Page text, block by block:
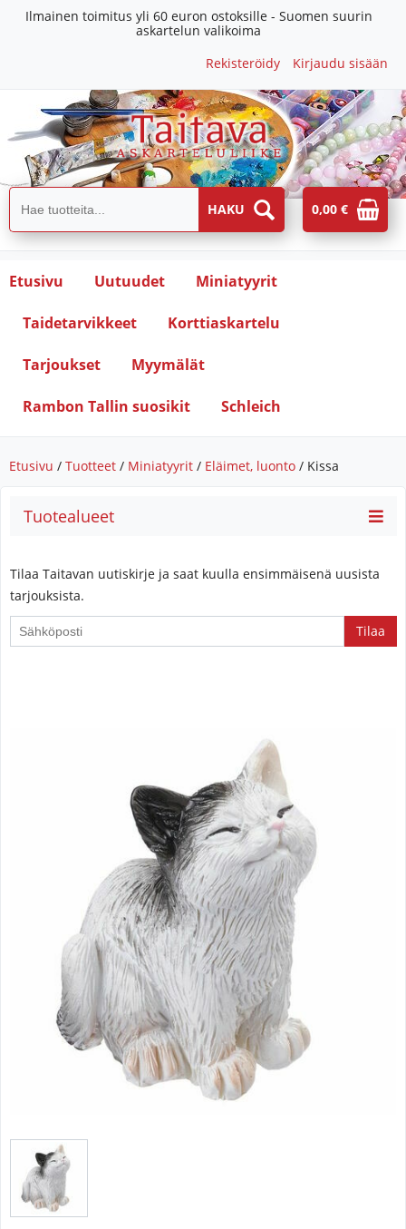
Ilmainen toimitus yli 60 euron ostoksille - Suomen suurin
askartelun valikoima
Rekisteröidy
Kirjaudu sisään
0,00 €
Etusivu Uutuudet Miniatyyrit
Taidetarvikkeet Korttiaskartelu
Tarjoukset Myymälät
Rambon Tallin suosikit Schleich
Etusivu / Tuotteet / Miniatyyrit / Eläimet, luonto / Kissa
Tuotealueet
Tilaa Taitavan uutiskirje ja saat kuulla ensimmäisenä uusista
tarjouksista.
you